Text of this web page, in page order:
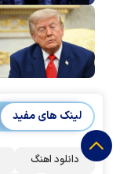
لینک های مفید
دانلود اهنگ